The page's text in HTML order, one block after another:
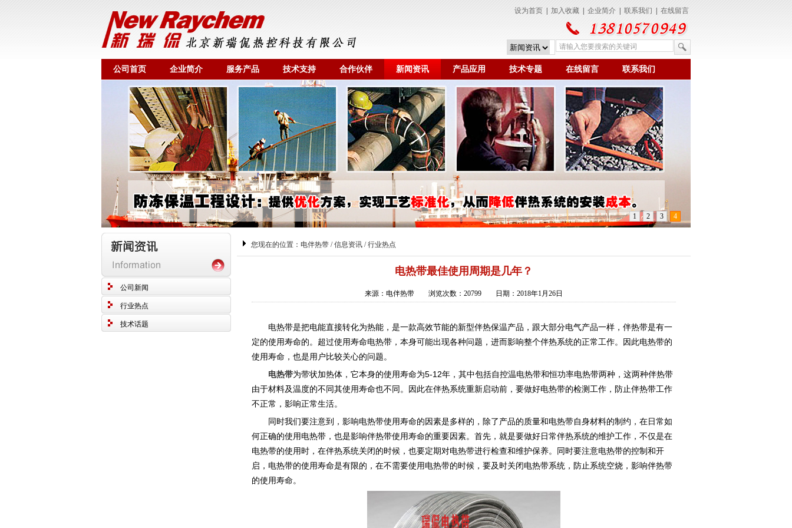
设为首页 加入收藏 企业简介 联系我们 在线留言
公司首页 企业简介 服务产品 技术支持 合作伙伴 新闻资讯 产品应用 技术专题 在线留言 联系我们
1 2 3 4
公司新闻
行业热点
技术话题
您现在的位置： 电伴热带 /信息资讯 / 行业热点
电热带最佳使用周期是几年？
来源：电伴热带 浏览次数：20799 日期：2018年1月26日
电热带是把电能直接转化为热能，是一款高效节能的新型伴热保温产品，跟大部分电气产品一样，伴热带是有一
定的使用寿命的。超过使用寿命电热带，本身可能出现各种问题，进而影响整个伴热系统的正常工作。因此电热带的
使用寿命，也是用户比较关心的问题。
电热带为带状加热体，它本身的使用寿命为5-12年，其中包括自控温电热带和恒功率电热带两种，这两种伴热带
由于材料及温度的不同其使用寿命也不同。因此在伴热系统重新启动前，要做好电热带的检测工作，防止伴热带工作
不正常，影响正常生活。
同时我们要注意到，影响电热带使用寿命的因素是多样的，除了产品的质量和电热带自身材料的制约，在日常如
何正确的使用电热带，也是影响伴热带使用寿命的重要因素。首先，就是要做好日常伴热系统的维护工作，不仅是在
电热带的使用时，在伴热系统关闭的时候，也要定期对电热带进行检查和维护保养。同时要注意电热带的控制和开
启，电热带的使用寿命是有限的，在不需要使用电热带的时候，要及时关闭电热带系统，防止系统空烧，影响伴热带
的使用寿命。